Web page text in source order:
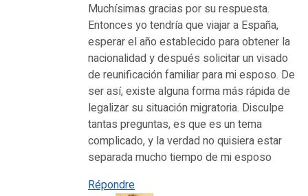
Muchísimas gracias por su respuesta.
Entonces yo tendría que viajar a España,
esperar el año establecido para obtener la
nacionalidad y después solicitar un visado
de reunificación familiar para mi esposo. De
ser así, existe alguna forma más rápida de
legalizar su situación migratoria. Disculpe
tantas preguntas, es que es un tema
complicado, y la verdad no quisiera estar
separada mucho tiempo de mi esposo
Répondre